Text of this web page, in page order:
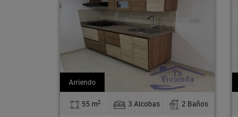
Arriendo
60 m2 3 Alcobas 1 Baños